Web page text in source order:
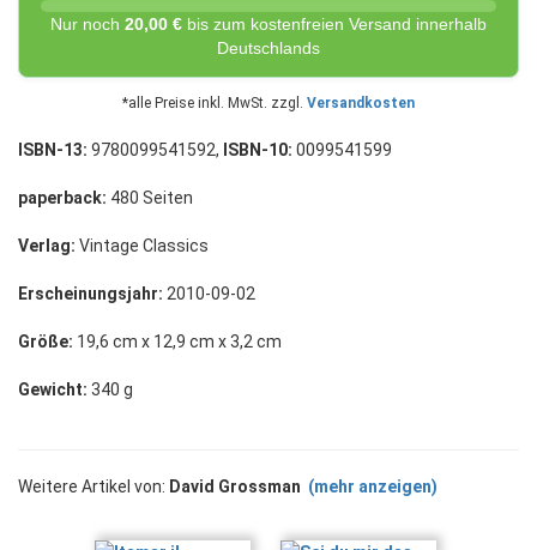
Nur noch 20,00 € bis zum kostenfreien Versand innerhalb
Deutschlands
*alle Preise inkl. MwSt. zzgl. Versandkosten
ISBN-13: 9780099541592, ISBN-10: 0099541599
paperback: 480 Seiten
Verlag: Vintage Classics
Erscheinungsjahr: 2010-09-02
Größe: 19,6 cm x 12,9 cm x 3,2 cm
Gewicht: 340 g
Weitere Artikel von: David Grossman (mehr anzeigen)